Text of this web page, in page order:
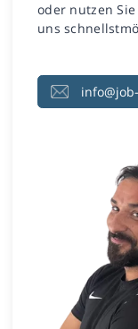
oder nutzen
uns